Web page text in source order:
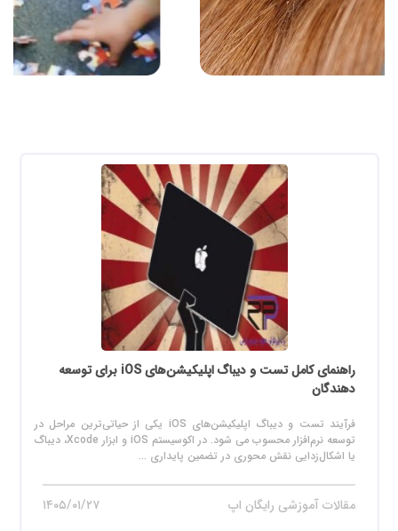
راهنمای کامل تست و دیباگ اپلیکیشن‌های iOS برای توسعه
دهندگان
فرآیند تست و دیباگ اپلیکیشن‌های iOS یکی از حیاتی‌ترین مراحل در
توسعه نرم‌افزار محسوب می‌ شود. در اکوسیستم iOS و ابزار Xcode، دیباگ
یا اشکال‌زدایی نقش محوری در تضمین پایداری ...
مقالات آموزشی رایگان اپ ۱۴۰۵/۰۱/۲۷